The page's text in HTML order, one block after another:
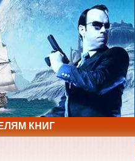
КНИГ